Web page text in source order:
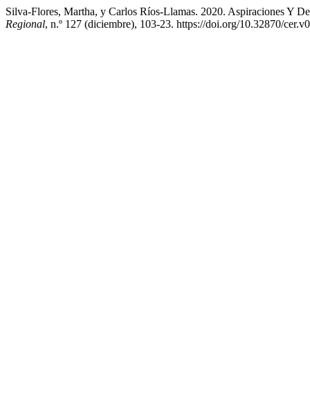
Silva-Flores, Martha, y Carlos Ríos-Llamas. 2020. Aspiraciones Y
Regional, n.º 127 (diciembre), 103-23. https://doi.org/10.32870/